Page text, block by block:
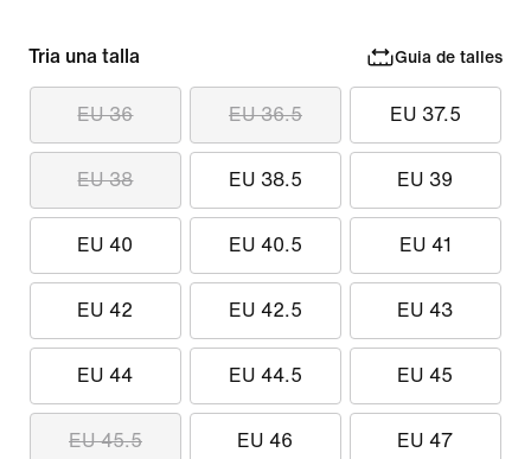
Tria una talla Guia de talles
EU 36 EU 36.5 EU 37.5
EU 38 EU 38.5 EU 39
EU 40 EU 40.5 EU 41
EU 42 EU 42.5 EU 43
EU 44 EU 44.5 EU 45
EU 45.5 EU 46 EU 47